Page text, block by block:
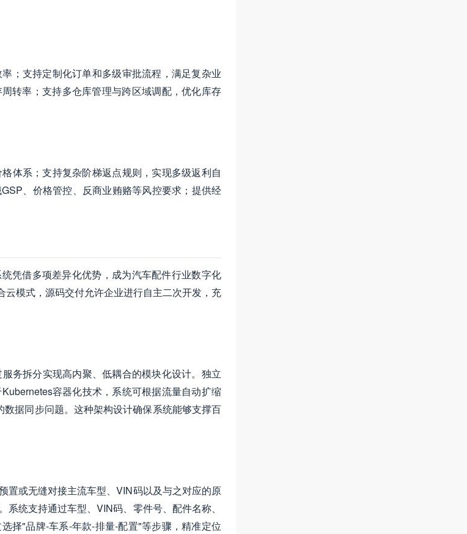
；支持定制化订单和多级审批流程，满足复杂业
转率；支持多仓库管理与跨区域调配，优化库存
体系；支持复杂阶梯返点规则，实现多级返利自
、价格管控、反商业贿赂等风控要求；提供经
凭借多项差异化优势，成为汽车配件行业数字化
模式，源码交付允许企业进行自主二次开发，充
务拆分实现高内聚、低耦合的模块化设计。独立
容器化技术，系统可根据流量自动扩缩
据同步问题。这种架构设计确保系统能够支撑百
置或无缝对接主流车型、VIN码以及与之对应的原
统支持通过车型、VIN码、零件号、配件名称、
择"品牌-车系-年款-排量-配置"等步骤，精准定位